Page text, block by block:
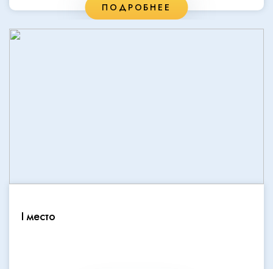
ПОДРОБНЕЕ
I место